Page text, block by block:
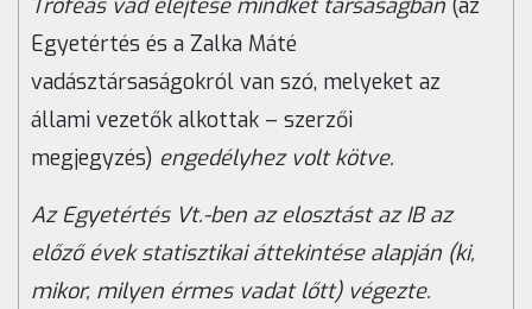
Trófeás vad elejtése mindkét társaságban (az
Egyetértés és a Zalka Máté
vadásztársaságokról van szó, melyeket az
állami vezetők alkottak – szerzői
megjegyzés) engedélyhez volt kötve.
Az Egyetértés Vt.-ben az elosztást az IB az
előző évek statisztikai áttekintése alapján (ki,
mikor, milyen érmes vadat lőtt) végezte.